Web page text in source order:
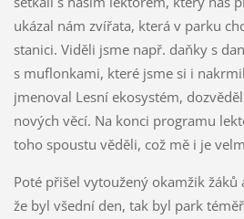
ukázal nám zvířata, která v parku
stanici. Viděli jsme např. daňky s
s muflonkami, které jsme si i
jmenoval Lesní ekosystém,
nových věcí. Na konci programu
toho spoustu věděli, což mě i je
Poté přišel vytoužený okamžik žáků
že byl všední den, tak byl park